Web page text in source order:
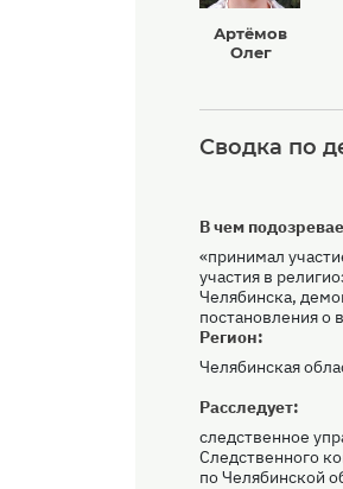
Артёмов
Олег
Сводка по
Регион:
Челябинская
В чем
«принимал
участия в
Челябинска,
постановления о
Расследует:
следственное
Следственного
по Челябинской